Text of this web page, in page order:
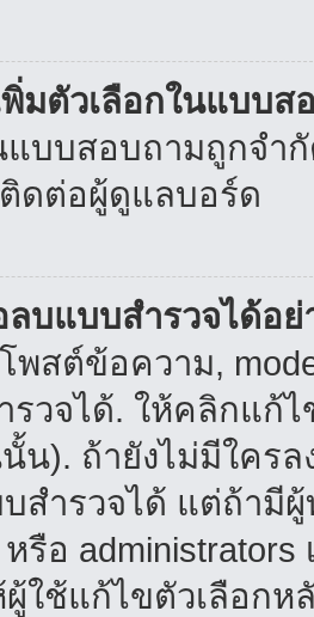
มตัวเลือกในแบบส
บบสอบถามถูกจำ
ดต่อผู้ดูแลบอร์ด
บแบบสำรวจได้อย่
สต์ข้อความ,
รวจได้. ให้คลิกแก้
นั้น). ถ้ายังไม่มีใค
สำรวจได้ แต่ถ้ามี
หรือ
ใช้แก้ไขตัวเลือกห